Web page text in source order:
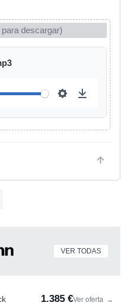
para descargar)
VER TODAS
1.385 €Ver oferta →